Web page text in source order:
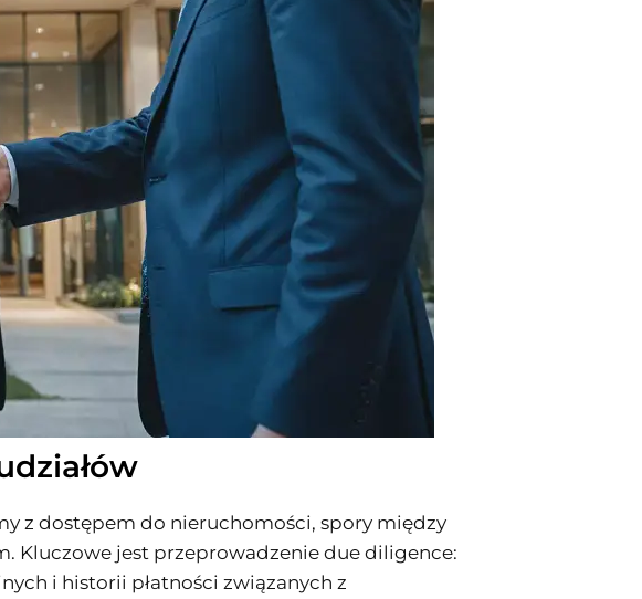
z dostępem do nieruchomości, spory między
Kluczowe jest przeprowadzenie due diligence:
i historii płatności związanych z